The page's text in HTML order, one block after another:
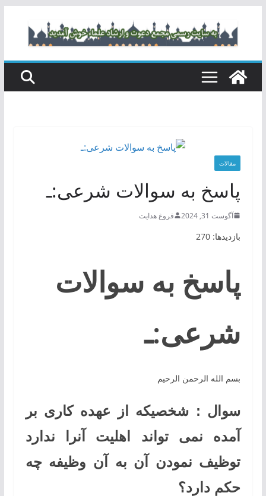
مقالات
پاسخ به سوالات شرعی:ـ
آگوست 31, 2024 فروغ هدایت
بازدیدها: 270
پاسخ به سوالات
شرعی:ـ
بسم الله الرحمن الرحیم
سوال : شخصیکه از عهده کاری بر
آمده نمی تواند اهلیت آنرا ندارد
توظیف نمودن آن به آن وظیفه چه
حکم دارد؟